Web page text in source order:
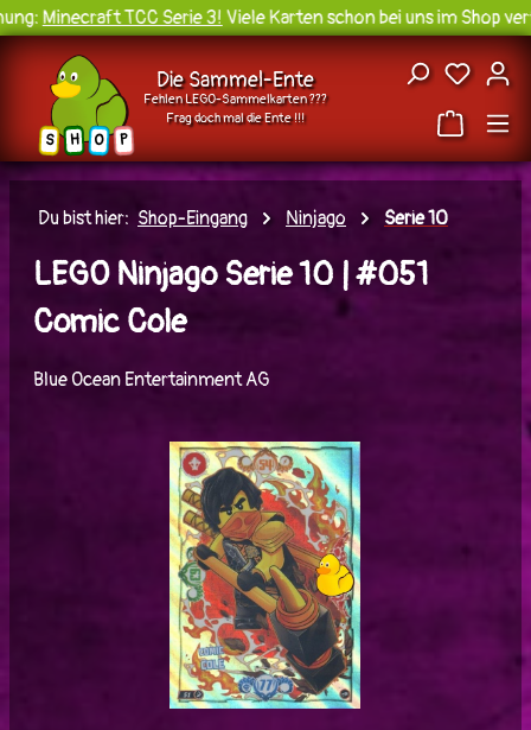
Zum Hauptinhalt springen
Minecraft TCC Serie 3!Viele Karten schon bei uns im Shop
S H O P
Die Sammel-Ente
Fehlen LEGO-Sammelkarten ???
Frag doch mal die Ente !!!
Du
Du bist hier: Shop-Eingang Ninjago Serie 10
LEGO Ninjago Serie 10 | #051
Comic Cole
Blue Ocean Entertainment AG
Bildergalerie überspringen